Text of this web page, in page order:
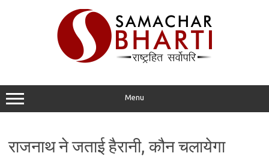
Menu
राजनाथ ने जताई हैरानी, कौन चलायेगा